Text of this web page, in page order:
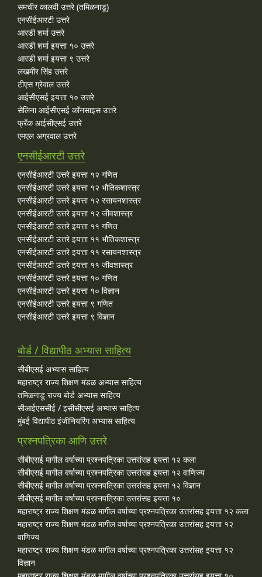
समचीर कालवी उत्तरे (तमिळनाडू)
एनसीईआरटी उत्तरे
आरडी शर्मा उत्तरे
आरडी शर्मा इयत्ता १० उत्तरे
आरडी शर्मा इयत्ता ९ उत्तरे
लखमीर सिंह उत्तरे
टीएस ग्रेवाल उत्तरे
आईसीएसई इयत्ता १० उत्तरे
सेलिना आईसीएसई कॉनसाइस उत्तरे
फ्रँक आईसीएसई उत्तरे
एमएल अग्रवाल उत्तरे
एनसीईआरटी उत्तरे
एनसीईआरटी उत्तरे इयत्ता १२ गणित
एनसीईआरटी उत्तरे इयत्ता १२ भौतिकशास्त्र
एनसीईआरटी उत्तरे इयत्ता १२ रसायनशास्त्र
एनसीईआरटी उत्तरे इयत्ता १२ जीवशास्त्र
एनसीईआरटी उत्तरे इयत्ता ११ गणित
एनसीईआरटी उत्तरे इयत्ता ११ भौतिकशास्त्र
एनसीईआरटी उत्तरे इयत्ता ११ रसायनशास्त्र
एनसीईआरटी उत्तरे इयत्ता ११ जीवशास्त्र
एनसीईआरटी उत्तरे इयत्ता १० गणित
एनसीईआरटी उत्तरे इयत्ता १० विज्ञान
एनसीईआरटी उत्तरे इयत्ता ९ गणित
एनसीईआरटी उत्तरे इयत्ता ९ विज्ञान
बोर्ड / विद्यापीठ अभ्यास साहित्य
सीबीएसई अभ्यास साहित्य
महाराष्ट्र राज्य शिक्षण मंडळ अभ्यास साहित्य
तमिळनाडू राज्य बोर्ड अभ्यास साहित्य
सीआईएससीई / इसीसीएसई अभ्यास साहित्य
मुंबई विद्यापीठ इंजीनियरिंग अभ्यास साहित्य
प्रश्नपत्रिका आणि उत्तरे
सीबीएसई मागील वर्षाच्या प्रश्‍नपत्रिका उत्तरांसह इयत्ता १२ कला
सीबीएसई मागील वर्षाच्या प्रश्‍नपत्रिका उत्तरांसह इयत्ता १२ वाणिज्य
सीबीएसई मागील वर्षाच्या प्रश्‍नपत्रिका उत्तरांसह इयत्ता १२ विज्ञान
सीबीएसई मागील वर्षाच्या प्रश्‍नपत्रिका उत्तरांसह इयत्ता १०
महाराष्ट्र राज्य शिक्षण मंडळ मागील वर्षाच्या प्रश्‍नपत्रिका उत्तरांसह इयत्ता १२ कला
महाराष्ट्र राज्य शिक्षण मंडळ मागील वर्षाच्या प्रश्‍नपत्रिका उत्तरांसह इयत्ता १२
वाणिज्य
महाराष्ट्र राज्य शिक्षण मंडळ मागील वर्षाच्या प्रश्‍नपत्रिका उत्तरांसह इयत्ता १२
विज्ञान